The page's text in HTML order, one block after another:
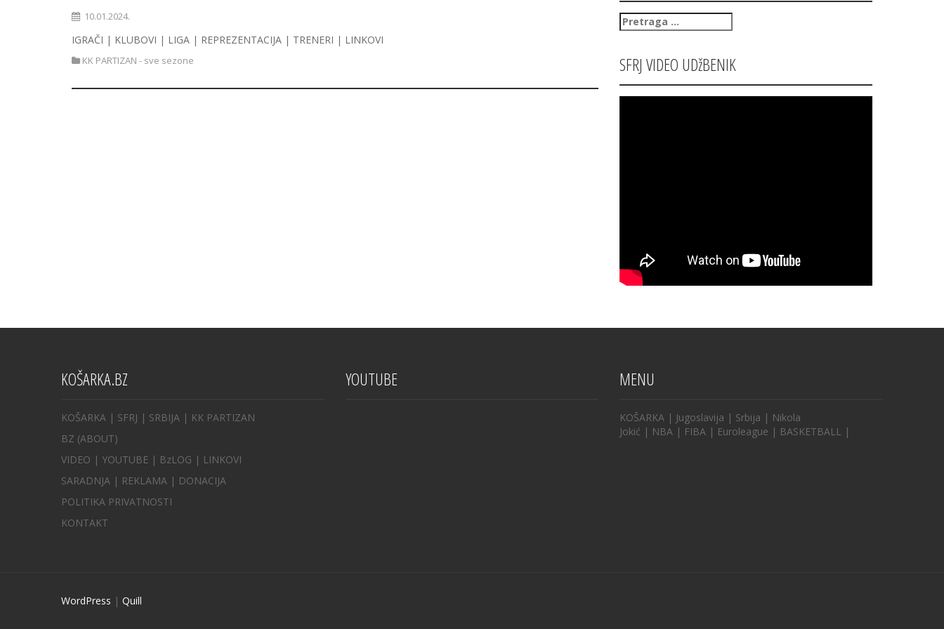
10.01.2024.
IGRAČI | KLUBOVI | LIGA | REPREZENTACIJA | TRENERI | LINKOVI
KK PARTIZAN - sve sezone
Pretraga
za:
SFRJ VIDEO UDžBENIK
KOŠARKA.BZ
KOŠARKA | SFRJ | SRBIJA | KK PARTIZAN
BZ (ABOUT)
VIDEO | YOUTUBE | BzLOG | LINKOVI
SARADNJA | REKLAMA | DONACIJA
POLITIKA PRIVATNOSTI
KONTAKT
YOUTUBE MENU
KOŠARKA | Jugoslavija | Srbija | Nikola
Jokić | NBA | FIBA | Euroleague | BASKETBALL |
WordPress | Quill